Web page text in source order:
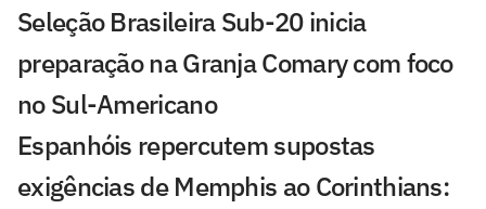
Seleção Brasileira Sub-20 inicia
preparação na Granja Comary com foco
no Sul-Americano
Espanhóis repercutem supostas
exigências de Memphis ao Corinthians: